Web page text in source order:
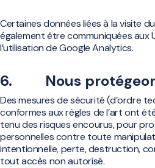
Certaines données liées à la visite
également être communiquées aux
l’utilisation de Google Analytics.
6. Nous
Des mesures de sécurité (d’ordre
conformes aux règles de l’art ont
tenu des risques encourus, pour
personnelles contre toute
intentionnelle, perte, destruction,
tout accès non autorisé.